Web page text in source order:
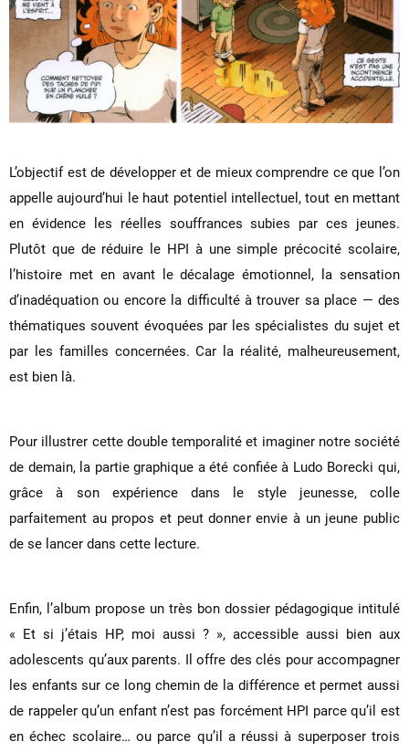
L’objectif est de développer et de mieux comprendre ce que l’on
appelle aujourd’hui le haut potentiel intellectuel, tout en mettant
en évidence les réelles souffrances subies par ces jeunes.
Plutôt que de réduire le HPI à une simple précocité scolaire,
l’histoire met en avant le décalage émotionnel, la sensation
d’inadéquation ou encore la difficulté à trouver sa place — des
thématiques souvent évoquées par les spécialistes du sujet et
par les familles concernées. Car la réalité, malheureusement,
est bien là.
Pour illustrer cette double temporalité et imaginer notre société
de demain, la partie graphique a été confiée à Ludo Borecki qui,
grâce à son expérience dans le style jeunesse, colle
parfaitement au propos et peut donner envie à un jeune public
de se lancer dans cette lecture.
Enfin, l’album propose un très bon dossier pédagogique intitulé
« Et si j’étais HP, moi aussi ? », accessible aussi bien aux
adolescents qu’aux parents. Il offre des clés pour accompagner
les enfants sur ce long chemin de la différence et permet aussi
de rappeler qu’un enfant n’est pas forcément HPI parce qu’il est
en échec scolaire… ou parce qu’il a réussi à superposer trois